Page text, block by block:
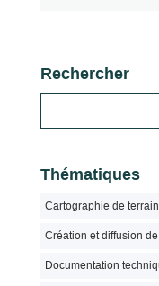
Rechercher
Thématiques
Cartographie de terrain
Création et diffusion
Documentation